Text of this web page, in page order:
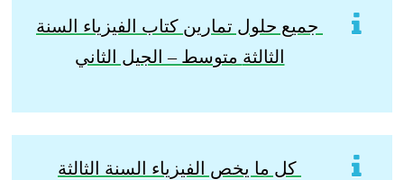
جميع حلول تمارين كتاب الفيزياء السنة
الثالثة متوسط – الجيل الثاني
كل ما يخص الفيزياء السنة الثالثة